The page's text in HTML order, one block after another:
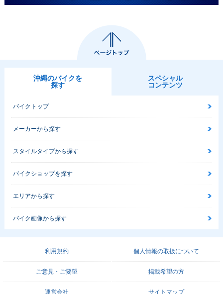
沖縄のバイクを
探す
スペシャル
コンテンツ
バイクトップ
メーカーから探す
スタイルタイプから探す
バイクショップを探す
エリアから探す
バイク画像から探す
利用規約 個人情報の取扱について
ご意見・ご要望 掲載希望の方
運営会社 サイトマップ